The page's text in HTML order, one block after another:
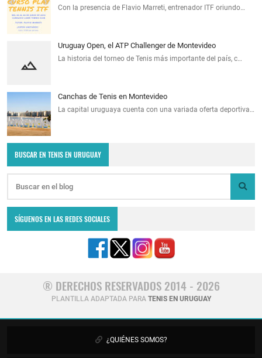
Con la presencia de Flavio Marreti, entrenador ITF oriundo…
Uruguay Open, el ATP Challenger de Montevideo
La historia del torneo de Tenis más importante del país, c…
Canchas de Tenis en Montevideo
La capital uruguaya cuenta con una variada oferta deportiva…
BUSCAR EN TENIS EN URUGUAY
SÍGUENOS EN LAS REDES SOCIALES
® DERECHOS RESERVADOS 2014 - 2026
PLANTILLA ADAPTADA PARA TENIS EN URUGUAY
¿QUIÉNES SOMOS?